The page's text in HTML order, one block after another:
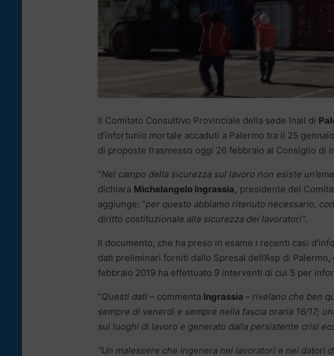
Il Comitato Consultivo Provinciale della sede Inail di
d’infortunio mortale accaduti a Palermo tra il 25
di proposte trasmesso oggi 26 febbraio al Consiglio di
“Nel campo della sicurezza sul lavoro non esiste
dichiara Michelangelo Ingrassia, presidente del
aggiunge: “per questo abbiamo ritenuto necessario,
diritto costituzionale alla sicurezza dei lavoratori”.
Il documento, che ha preso in esame i recenti casi
dati preliminari forniti dallo Spresal dell’Asp di
febbraio 2019 ha effettuato 9 interventi di cui 5 per
“Questi dati – commenta Ingrassia – rivelano che ben
sempre di venerdì e sempre nella fascia oraria 16/17;
sui luoghi di lavoro e generato dalla persistente crisi
“Un malessere che ingenera nei lavoratori e nei datori